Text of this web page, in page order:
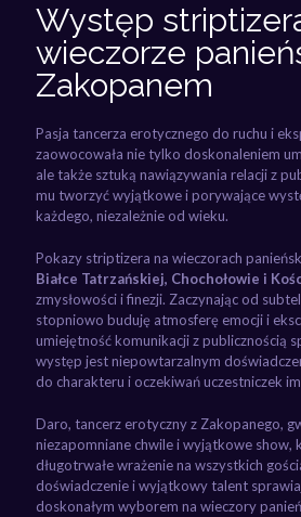
Występ
wieczorze
Zakopanem
Pasja tancerza erotycznego do ruchu i
zaowocowała nie tylko doskonaleniem
ale także sztuką nawiązywania relacji z
mu tworzyć wyjątkowe i porywające
każdego, niezależnie od wieku.
Pokazy striptizera na wieczorach
Białce Tatrzańskiej, Chochołowie i
zmysłowości i finezji. Zaczynając od
stopniowo buduję atmosferę emocji i
umiejętność komunikacji z publicznością
występ jest niepowtarzalnym
do charakteru i oczekiwań uczestniczek
Daro, tancerz erotyczny z Zakopanego,
niezapomniane chwile i wyjątkowe show,
długotrwałe wrażenie na wszystkich
doświadczenie i wyjątkowy talent
doskonałym wyborem na wieczory